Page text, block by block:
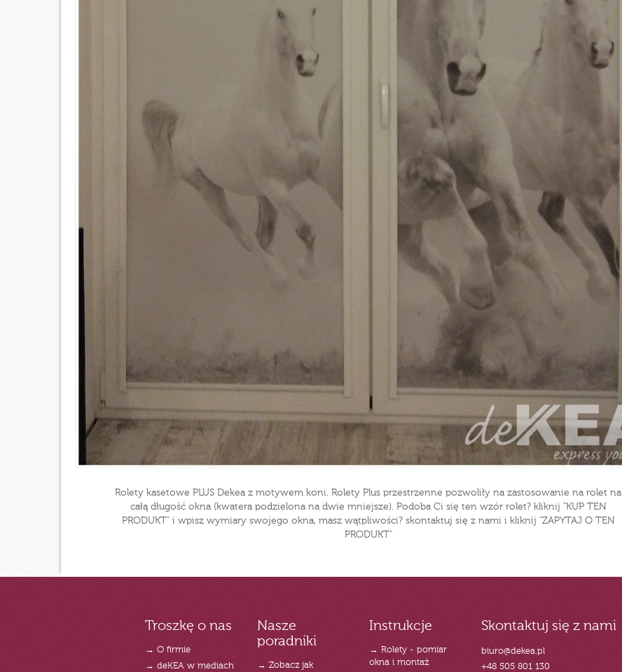
Rolety kasetowe PLUS Dekea z motywem koni. Rolety Plus przestrzenne pozwoliły na zastosowanie na rolet na
całą długość okna (kwatera podzielona na dwie mniejsze). Podoba Ci się ten wzór rolet? kliknij "KUP TEN
PRODUKT" i wpisz wymiary swojego okna, masz wątpliwości? skontaktuj się z nami i kliknij "ZAPYTAJ O TEN
PRODUKT"
Troszkę o nas
→ O firmie
→ deKEA w mediach
Nasze
poradniki
→ Zobacz jak
Instrukcje
→ Rolety - pomiar
okna i montaż
Skontaktuj się z nami
biuro@dekea.pl
+48 505 801 130